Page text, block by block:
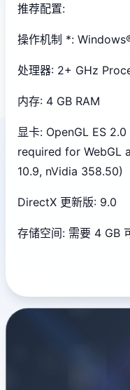
推荐配置:
操作机制 *:
处理器: 2+ GHz
内存: 4 GB RAM
显卡: OpenGL ES
required for WebGL
10.9, nVidia 358.50)
DirectX 更新版: 9.0
存储空间: 需要 4 GB